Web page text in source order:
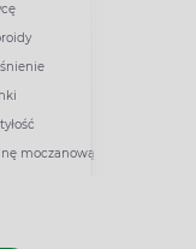
moczanową